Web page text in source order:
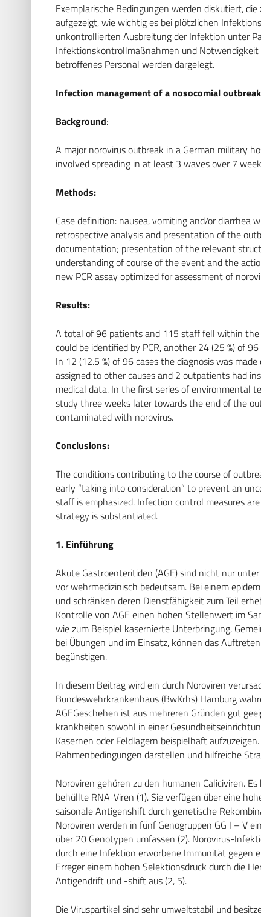
Exemplarische Bedingungen werden diskutiert,
aufgezeigt, wie wichtig es bei plötzlichen
unkontrollierten Ausbreitung der Infektion unter
Infektionskontrollmaßnahmen und
betroffenes Personal werden dargelegt.
Infection management of a nosocomial
Background:
A major norovirus outbreak in a German military
involved spreading in at least 3 waves over 7
Methods:
Case definition: nausea, vomiting and/or diarrhea
retrospective analysis and presentation of the
documentation; presentation of the relevant
understanding of course of the event and the
new PCR assay optimized for assessment of
Results:
A total of 96 patients and 115 staff fell within the
could be identified by PCR, another 24 (25 %) of
In 12 (12.5 %) of 96 cases the diagnosis was
assigned to other causes and 2 outpatients had
medical data. In the first series of environmental
study three weeks later towards the end of the
contaminated with norovirus.
Conclusions:
The conditions contributing to the course of
early “taking into consideration” to prevent an
staff is emphasized. Infection control measures
strategy is substantiated.
1. Einführung
Akute Gastroenteritiden (AGE) sind nicht nur
vor wehrmedizinisch bedeutsam. Bei einem
und schränken deren Dienstfähigkeit zum Teil
Kontrolle von AGE einen hohen Stellenwert im
wie zum Beispiel kasernierte Unterbringung,
bei Übungen und im Einsatz, können das
begünstigen.
In diesem Beitrag wird ein durch Noroviren
Bundeswehrkrankenhaus (BwKrhs) Hamburg
AGEGeschehen ist aus mehreren Gründen gut
krankheiten sowohl in einer
Kasernen oder Feldlagern beispielhaft
Rahmenbedingungen darstellen und hilfreiche
Noroviren gehören zu den humanen Caliciviren.
behüllte RNA-Viren (1). Sie verfügen über eine
saisonale Antigenshift durch genetische
Noroviren werden in fünf Genogruppen GG I – V
über 20 Genotypen umfassen (2). Norovirus-
durch eine Infektion erworbene Immunität gegen
Erreger einem hohen Selektionsdruck durch die
Antigendrift und -shift aus (2, 5).
Die Viruspartikel sind sehr umweltstabil und